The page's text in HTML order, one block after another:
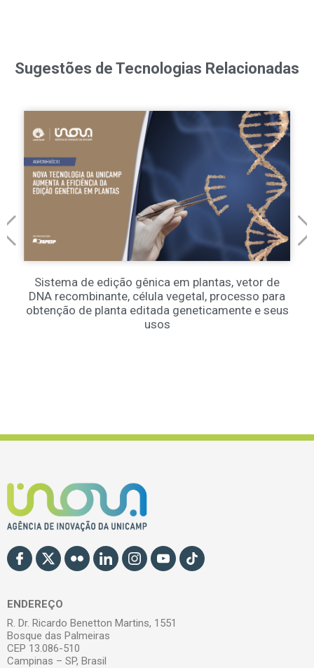
Sugestões de Tecnologias Relacionadas
Sistema de edição gênica em plantas, vetor de
DNA recombinante, célula vegetal, processo para
obtenção de planta editada geneticamente e seus
usos
ENDEREÇO
R. Dr. Ricardo Benetton Martins, 1551
Bosque das Palmeiras
CEP 13.086-510
Campinas – SP, Brasil